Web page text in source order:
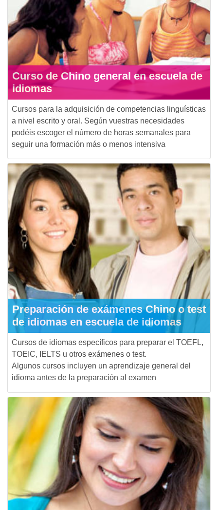
Curso de Chino general en escuela de
idiomas
Cursos para la adquisición de competencias linguísticas
a nivel escrito y oral. Según vuestras necesidades
podéis escoger el número de horas semanales para
seguir una formación más o menos intensiva
Preparación de exámenes Chino o test
de idiomas en escuela de idiomas
Cursos de idiomas específicos para preparar el TOEFL,
TOEIC, IELTS u otros exámenes o test.
Algunos cursos incluyen un aprendizaje general del
idioma antes de la preparación al examen